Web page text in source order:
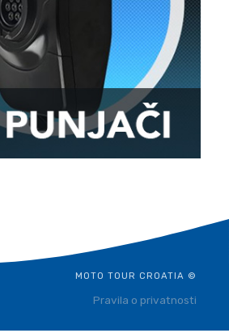
MOTO TOUR CROATIA ©
Pravila o privatnosti